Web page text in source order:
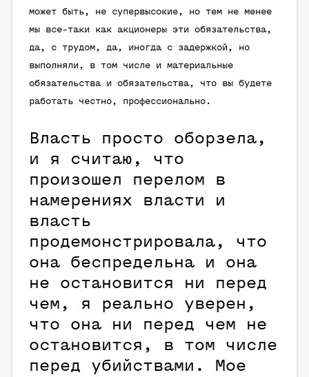
может быть, не супервысокие, но тем не менее
мы все-таки как акционеры эти обязательства,
да, с трудом, да, иногда с задержкой, но
выполняли, в том числе и материальные
обязательства и обязательства, что вы будете
работать честно, профессионально.
Власть просто оборзела,
и я считаю, что
произошел перелом в
намерениях власти и
власть
продемонстрировала, что
она беспредельна и она
не остановится ни перед
чем, я реально уверен,
что она ни перед чем не
остановится, в том числе
перед убийствами. Мое